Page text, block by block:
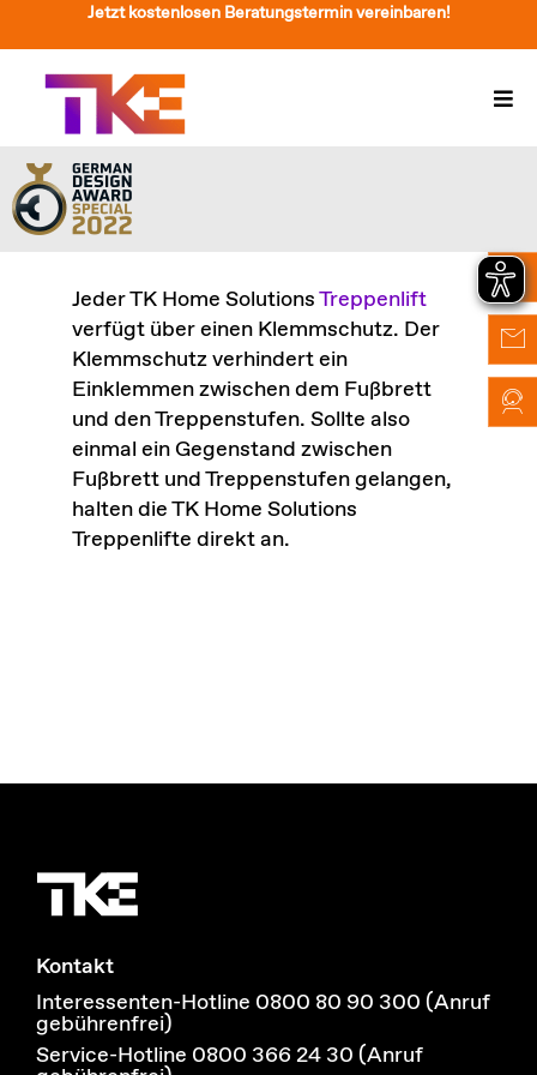
Inhalt
springen
Jetzt kostenlosen Beratungstermin vereinbaren!
Treppenlift
Preise
Service
Treppenliftberatung
Über Uns & Kontakt
Suche
nach:
Jeder TK Home SolutionsTreppenlift
verfügt über einen Klemmschutz. Der
Klemmschutz verhindert ein
Einklemmen zwischen dem Fußbrett
und den Treppenstufen. Sollte also
einmal ein Gegenstand zwischen
Fußbrett und Treppenstufen gelangen,
halten die TK Home Solutions
Treppenlifte direkt an.
Kontakt
Interessenten-Hotline 0800 80 90 300 (Anruf
gebührenfrei)
Service-Hotline 0800 366 24 30 (Anruf